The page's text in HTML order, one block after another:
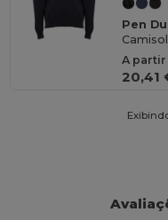
Pen
A partir
20,41